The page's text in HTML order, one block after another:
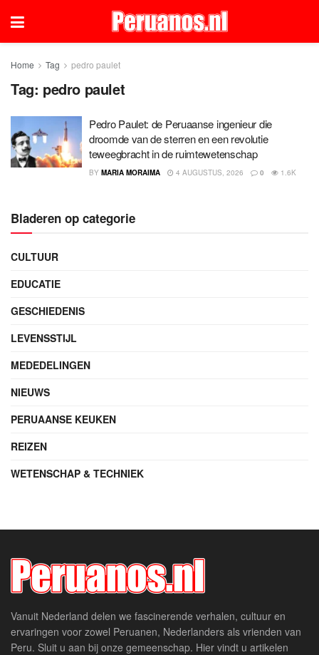
Home Tag pedro paulet
Tag: pedro paulet
Pedro Paulet: de Peruaanse ingenieur die
droomde van de sterren en een revolutie
teweegbracht in de ruimtewetenschap
BY MARIA MORAIMA 4 AUGUSTUS, 2026 0 1.6K
Bladeren op categorie
CULTUUR
EDUCATIE
GESCHIEDENIS
LEVENSSTIJL
MEDEDELINGEN
NIEUWS
PERUAANSE KEUKEN
REIZEN
WETENSCHAP & TECHNIEK
Vanuit Nederland delen we fascinerende verhalen, cultuur en
ervaringen voor zowel Peruanen, Nederlanders als vrienden van
Peru. Sluit u aan bij onze gemeenschap. Hier vindt u artikelen